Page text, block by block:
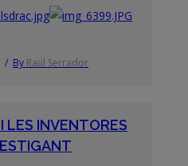
By Raül Serrador
LES INVENTORES